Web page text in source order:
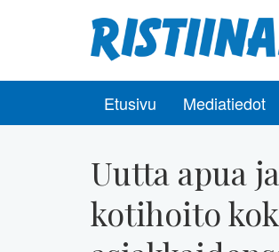
Etusivu Mediatiedot
Uutta apua
kotihoito